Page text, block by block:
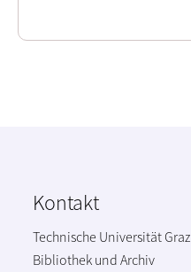
Kontakt
Technische Universität Graz
Bibliothek und Archiv